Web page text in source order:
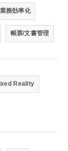
業務効率化
帳票/文書管理
Reality